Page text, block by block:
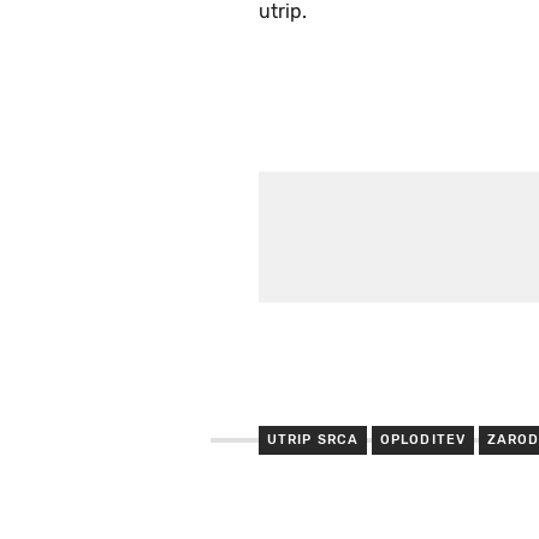
utrip.
UTRIP SRCA OPLODITEV